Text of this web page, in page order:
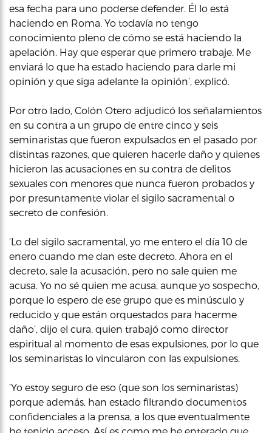
esa fecha para uno poderse defender. Él lo está
haciendo en Roma. Yo todavía no tengo
conocimiento pleno de cómo se está haciendo la
apelación. Hay que esperar que primero trabaje. Me
enviará lo que ha estado haciendo para darle mi
opinión y que siga adelante la opinión’, explicó.
Por otro lado, Colón Otero adjudicó los señalamientos
en su contra a un grupo de entre cinco y seis
seminaristas que fueron expulsados en el pasado por
distintas razones, que quieren hacerle daño y quienes
hicieron las acusaciones en su contra de delitos
sexuales con menores que nunca fueron probados y
por presuntamente violar el sigilo sacramental o
secreto de confesión.
‘Lo del sigilo sacramental, yo me entero el día 10 de
enero cuando me dan este decreto. Ahora en el
decreto, sale la acusación, pero no sale quien me
acusa. Yo no sé quien me acusa, aunque yo sospecho,
porque lo espero de ese grupo que es minúsculo y
reducido y que están orquestados para hacerme
daño’, dijo el cura, quien trabajó como director
espiritual al momento de esas expulsiones, por lo que
los seminaristas lo vincularon con las expulsiones.
‘Yo estoy seguro de eso (que son los seminaristas)
porque además, han estado filtrando documentos
confidenciales a la prensa, a los que eventualmente